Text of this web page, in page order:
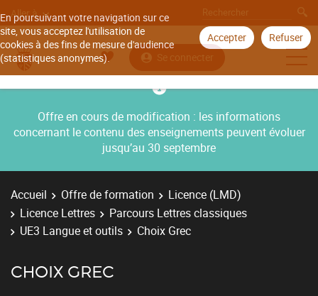
En poursuivant votre navigation sur ce
site, vous acceptez l'utilisation de
cookies à des fins de mesure d'audience
(statistiques anonymes).
Accepter Refuser
Aller à
Se connecter
Offre en cours de modification : les informations
concernant le contenu des enseignements peuvent évoluer
jusqu’au 30 septembre
Accueil Offre de formation
Licence (LMD)
Licence Lettres
Parcours Lettres classiques
UE3 Langue et outils
Choix Grec
CHOIX GREC